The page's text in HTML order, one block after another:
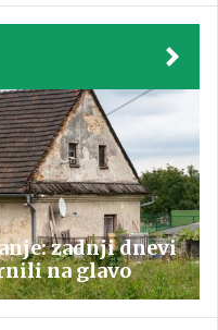
zadnji dnevi
na glavo